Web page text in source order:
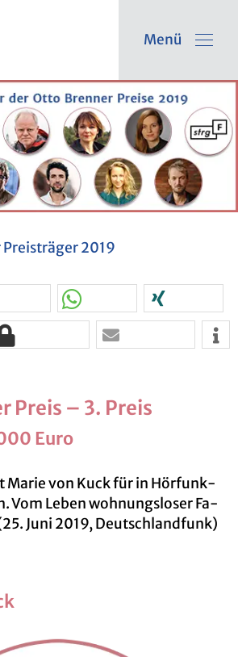
Menü
2019
Preis – 3. Preis
Euro
Marie von Kuck für in Hör­funk-
Vom Leben woh­nungs­lo­ser Fa­
Juni 2019, Deutsch­land­funk)